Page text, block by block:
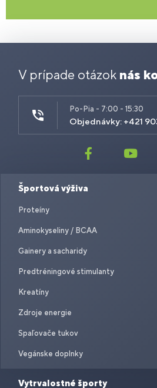
V prípade otázok nás
Po-Pia - 7:00 - 15:30
Objednávky: +421
Športová výživa
Proteíny
Aminokyseliny / BCAA
Gainery a sacharidy
Predtréningové stimulanty
Kreatíny
Zdroje energie
Spaľovače tukov
Vegánske doplnky
Vytrvalostné športy